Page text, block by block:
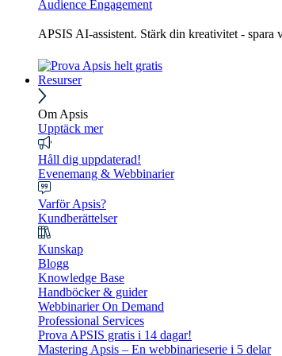
Audience Engagement
APSIS AI-assistent. Stärk din kreativitet -
Resurser
Om Apsis
Upptäck mer
Håll dig uppdaterad!
Evenemang & Webbinarier
Varför Apsis?
Kundberättelser
Kunskap
Blogg
Knowledge Base
Handböcker & guider
Webbinarier On Demand
Professional Services
Prova APSIS gratis i 14 dagar!
Mastering Apsis – En webbinarieserie i 5 delar